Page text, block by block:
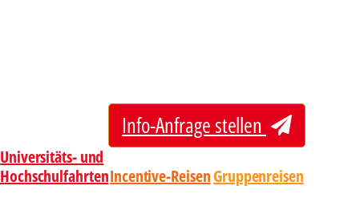
Info-Anfrage stellen
Universitäts- und
HochschulfahrtenIncentive-ReisenGruppenreisen